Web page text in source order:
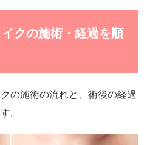
クの施術・経過を順
の施術の流れと、術後の経過
。